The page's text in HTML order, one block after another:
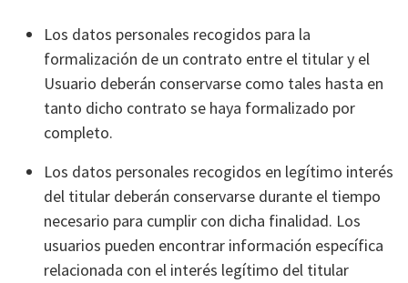
Los datos personales recogidos para la
formalización de un contrato entre el titular y el
Usuario deberán conservarse como tales hasta en
tanto dicho contrato se haya formalizado por
completo.
Los datos personales recogidos en legítimo interés
del titular deberán conservarse durante el tiempo
necesario para cumplir con dicha finalidad. Los
usuarios pueden encontrar información específica
relacionada con el interés legítimo del titular